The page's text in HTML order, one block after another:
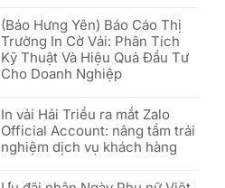
khách
hàng
Việt
tốt
hơn
sắc
đỏ
sao
vàng”
–
Mừng
Ngày
Thống
nhất
đất
nước
bình
luận
[THÔNG
BÁO]
In
Triều:
Thay
đổi
người
đại
cập
(Báo Hưng Yên) Báo Cáo Thị
Trường In Cờ Vải: Phân Tích
Kỹ Thuật Và Hiệu Quả Đầu Tư
Cho Doanh Nghiệp
bình
luận
ở
(Báo
Hưng
In vải Hải Triều ra mắt Zalo
Official Account: nâng tầm trải
nghiệm dịch vụ khách hàng